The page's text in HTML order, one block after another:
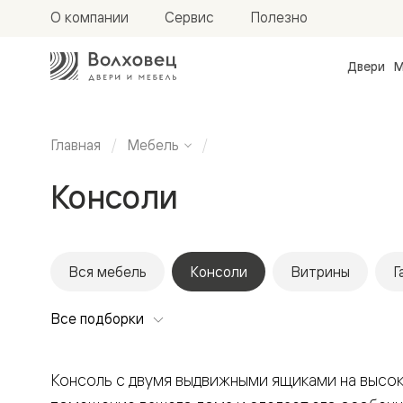
Двери
скрытые
Маскот
Эссе
О компании Сервис Полезно
Главная Мебель
Консоли
Вся мебель Консоли Витрины
Все подборки
Консоль с двумя выдвижными ящиками на